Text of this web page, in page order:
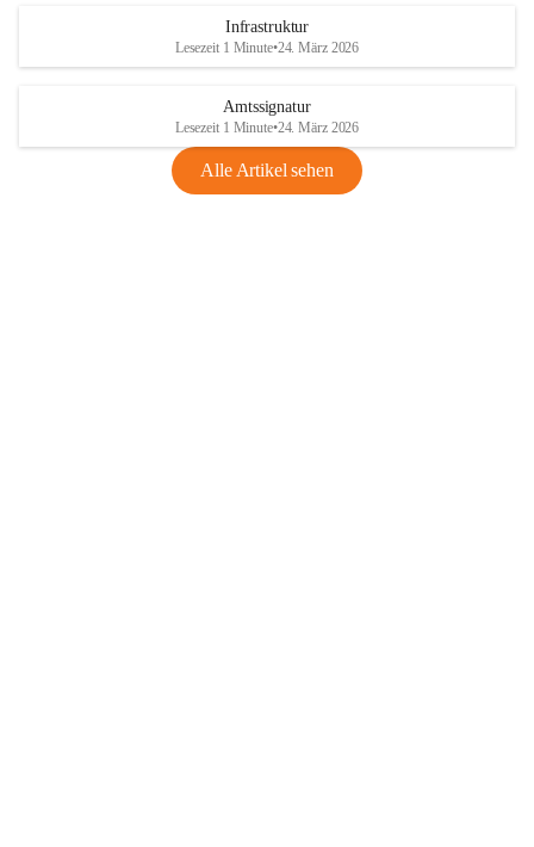
Infrastruktur
Lesezeit 1 Minute•24. März 2026
Amtssignatur
Lesezeit 1 Minute•24. März 2026
Alle Artikel sehen